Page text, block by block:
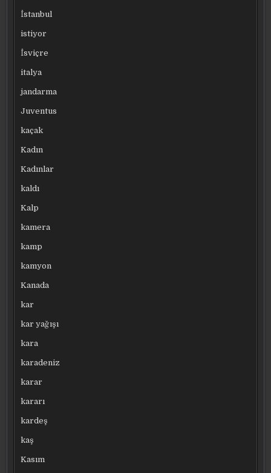
İstanbul
istiyor
İsviçre
italya
jandarma
Juventus
kaçak
Kadın
Kadınlar
kaldı
Kalp
kamera
kamp
kamyon
Kanada
kar
kar yağışı
kara
karadeniz
karar
kararı
kardeş
kaş
Kasım